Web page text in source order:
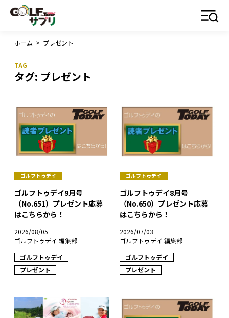
ホーム > プレゼント
タグ: プレゼント
ゴルフトゥデイ
ゴルフトゥデイ9月号
（No.651）プレゼント応募
はこちらから！
2026/08/05
ゴルフトゥデイ 編集部
ゴルフトゥデイ
プレゼント
ゴルフトゥデイ
ゴルフトゥデイ8月号
（No.650）プレゼント応募
はこちらから！
2026/07/03
ゴルフトゥデイ 編集部
ゴルフトゥデイ
プレゼント